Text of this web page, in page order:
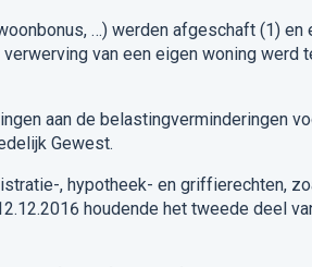
…) werden afgeschaft (1) en
van een eigen woning werd
aan de belastingverminderingen
Gewest.
, hypotheek- en griffierechten,
houdende het tweede deel